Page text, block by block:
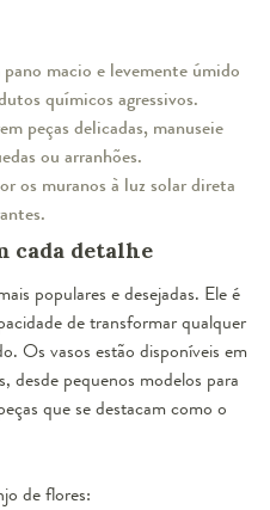
macio e levemente úmido
químicos agressivos.
peças delicadas, manuseie
ou arranhões.
os muranos à luz solar direta
cada detalhe
populares e desejadas. Ele é
de transformar qualquer
Os vasos estão disponíveis em
desde pequenos modelos para
que se destacam como o
de flores: